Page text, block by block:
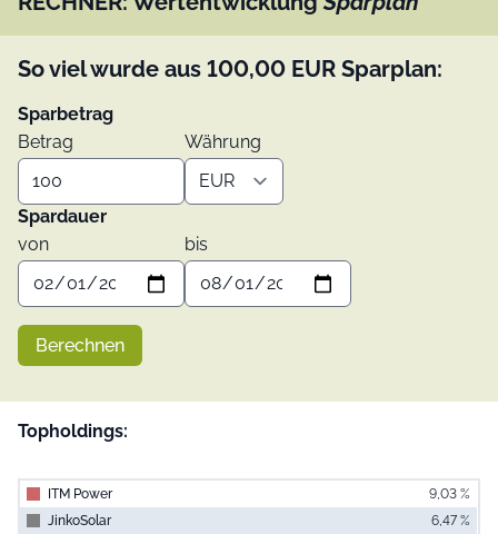
So viel wurde aus 100,00 EUR Sparplan:
Sparbetrag
Betrag
Währung
Spardauer
von
bis
Berechnen
Topholdings:
ITM Power
9,03 %
JinkoSolar
6,47 %